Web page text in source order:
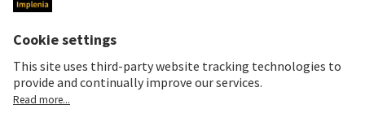
ISIN: CH0023868554
62,30 CHF
-0,40 CHF (-0,64%)